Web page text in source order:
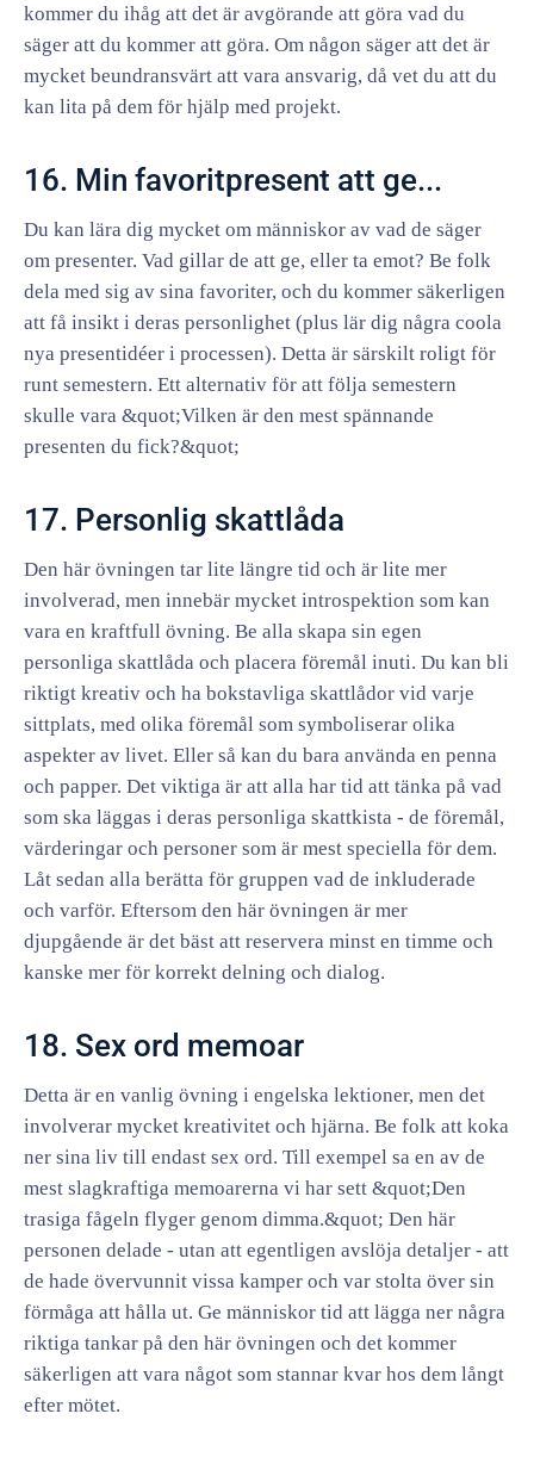
kommer du ihåg att det är avgörande att göra vad du
säger att du kommer att göra. Om någon säger att det är
mycket beundransvärt att vara ansvarig, då vet du att du
kan lita på dem för hjälp med projekt.
16. Min favoritpresent att ge...
Du kan lära dig mycket om människor av vad de säger
om presenter. Vad gillar de att ge, eller ta emot? Be folk
dela med sig av sina favoriter, och du kommer säkerligen
att få insikt i deras personlighet (plus lär dig några coola
nya presentidéer i processen). Detta är särskilt roligt för
runt semestern. Ett alternativ för att följa semestern
skulle vara &quot;Vilken är den mest spännande
presenten du fick?&quot;
17. Personlig skattlåda
Den här övningen tar lite längre tid och är lite mer
involverad, men innebär mycket introspektion som kan
vara en kraftfull övning. Be alla skapa sin egen
personliga skattlåda och placera föremål inuti. Du kan bli
riktigt kreativ och ha bokstavliga skattlådor vid varje
sittplats, med olika föremål som symboliserar olika
aspekter av livet. Eller så kan du bara använda en penna
och papper. Det viktiga är att alla har tid att tänka på vad
som ska läggas i deras personliga skattkista - de föremål,
värderingar och personer som är mest speciella för dem.
Låt sedan alla berätta för gruppen vad de inkluderade
och varför. Eftersom den här övningen är mer
djupgående är det bäst att reservera minst en timme och
kanske mer för korrekt delning och dialog.
18. Sex ord memoar
Detta är en vanlig övning i engelska lektioner, men det
involverar mycket kreativitet och hjärna. Be folk att koka
ner sina liv till endast sex ord. Till exempel sa en av de
mest slagkraftiga memoarerna vi har sett &quot;Den
trasiga fågeln flyger genom dimma.&quot; Den här
personen delade - utan att egentligen avslöja detaljer - att
de hade övervunnit vissa kamper och var stolta över sin
förmåga att hålla ut. Ge människor tid att lägga ner några
riktiga tankar på den här övningen och det kommer
säkerligen att vara något som stannar kvar hos dem långt
efter mötet.